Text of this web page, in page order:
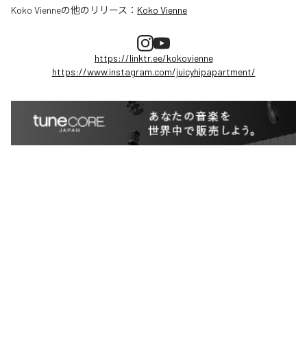
Koko Vienneの他のリリース： Koko Vienne
https://linktr.ee/kokovienne
https://www.instagram.com/juicyhipapartment/